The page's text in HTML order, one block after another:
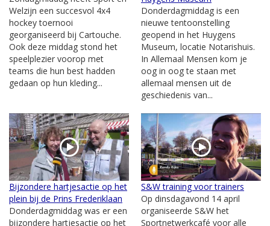
Welzijn een succesvol 4x4
hockey toernooi
georganiseerd bij Cartouche.
Ook deze middag stond het
speelplezier voorop met
teams die hun best hadden
gedaan op hun kleding...
Donderdagmiddag is een
nieuwe tentoonstelling
geopend in het Huygens
Museum, locatie Notarishuis.
In Allemaal Mensen kom je
oog in oog te staan met
allemaal mensen uit de
geschiedenis van...
Bijzondere hartjesactie op het
plein bij de Prins Frederiklaan
Donderdagmiddag was er een
bijzondere hartjesactie op het
S&W training voor trainers
Op dinsdagavond 14 april
organiseerde S&W het
Sportnetwerkcafé voor alle